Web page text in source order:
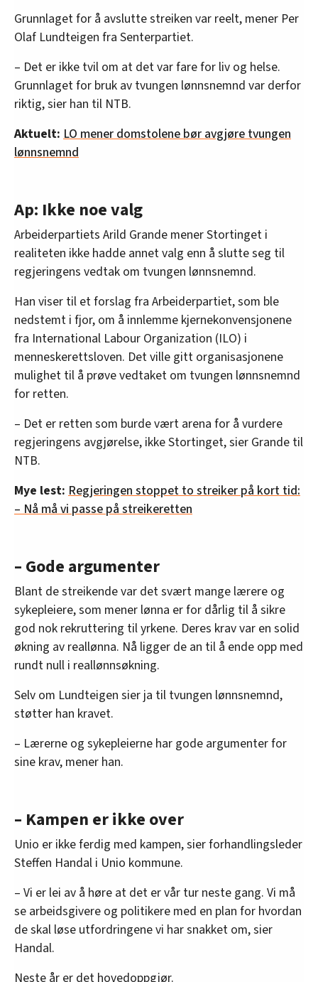
Grunnlaget for å avslutte streiken var reelt, mener Per
Olaf Lundteigen fra Senterpartiet.
– Det er ikke tvil om at det var fare for liv og helse.
Grunnlaget for bruk av tvungen lønnsnemnd var derfor
riktig, sier han til NTB.
Aktuelt: LO mener domstolene bør avgjøre tvungen
lønnsnemnd
Ap: Ikke noe valg
Arbeiderpartiets Arild Grande mener Stortinget i
realiteten ikke hadde annet valg enn å slutte seg til
regjeringens vedtak om tvungen lønnsnemnd.
Han viser til et forslag fra Arbeiderpartiet, som ble
nedstemt i fjor, om å innlemme kjernekonvensjonene
fra International Labour Organization (ILO) i
menneskerettsloven. Det ville gitt organisasjonene
mulighet til å prøve vedtaket om tvungen lønnsnemnd
for retten.
– Det er retten som burde vært arena for å vurdere
regjeringens avgjørelse, ikke Stortinget, sier Grande til
NTB.
Mye lest: Regjeringen stoppet to streiker på kort tid:
– Nå må vi passe på streikeretten
– Gode argumenter
Blant de streikende var det svært mange lærere og
sykepleiere, som mener lønna er for dårlig til å sikre
god nok rekruttering til yrkene. Deres krav var en solid
økning av reallønna. Nå ligger de an til å ende opp med
rundt null i reallønnsøkning.
Selv om Lundteigen sier ja til tvungen lønnsnemnd,
støtter han kravet.
– Lærerne og sykepleierne har gode argumenter for
sine krav, mener han.
– Kampen er ikke over
Unio er ikke ferdig med kampen, sier forhandlingsleder
Steffen Handal i Unio kommune.
– Vi er lei av å høre at det er vår tur neste gang. Vi må
se arbeidsgivere og politikere med en plan for hvordan
de skal løse utfordringene vi har snakket om, sier
Handal.
Neste år er det hovedoppgjør.